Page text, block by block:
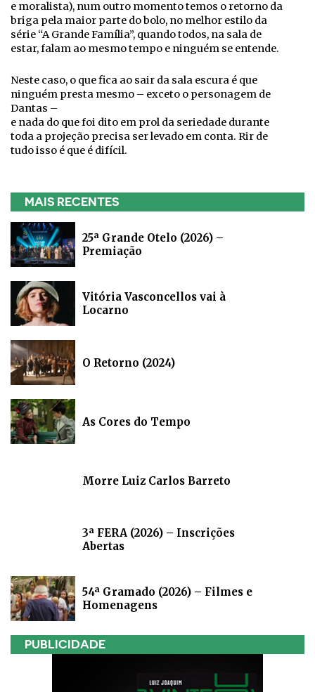
e moralista), num outro momento temos o retorno da
briga pela maior parte do bolo, no melhor estilo da
série “A Grande Família”, quando todos, na sala de
estar, falam ao mesmo tempo e ninguém se entende.
Neste caso, o que fica ao sair da sala escura é que
ninguém presta mesmo – exceto o personagem de
Dantas –
e nada do que foi dito em prol da seriedade durante
toda a projeção precisa ser levado em conta. Rir de
tudo isso é que é difícil.
MAIS RECENTES
25ª Grande Otelo (2026) –
Premiação
Vitória Vasconcellos vai à
Locarno
O Retorno (2024)
As Cores do Tempo
Morre Luiz Carlos Barreto
3ª FERA (2026) – Inscrições
Abertas
54ª Gramado (2026) – Filmes e
Homenagens
PUBLICIDADE